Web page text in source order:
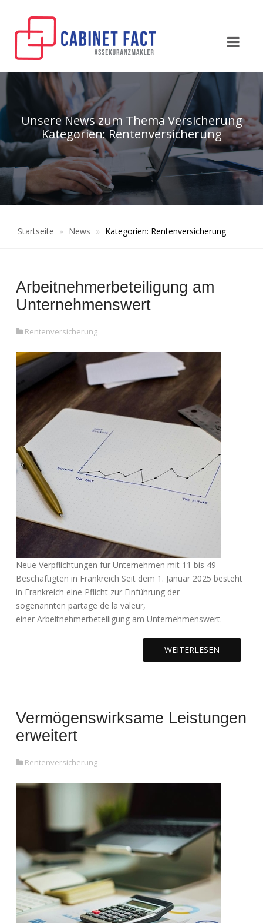
Unsere News zum Thema Versicherung
Kategorien: Rentenversicherung
Startseite News Kategorien: Rentenversicherung
Arbeitnehmerbeteiligung am
Unternehmenswert
Rentenversicherung
Neue Verpflichtungen für Unternehmen mit 11 bis 49
Beschäftigten in Frankreich Seit dem 1. Januar 2025 besteht
in Frankreich eine Pflicht zur Einführung der
sogenannten partage de la valeur,
einer Arbeitnehmerbeteiligung am Unternehmenswert.
WEITERLESEN
Vermögenswirksame Leistungen
erweitert
Rentenversicherung